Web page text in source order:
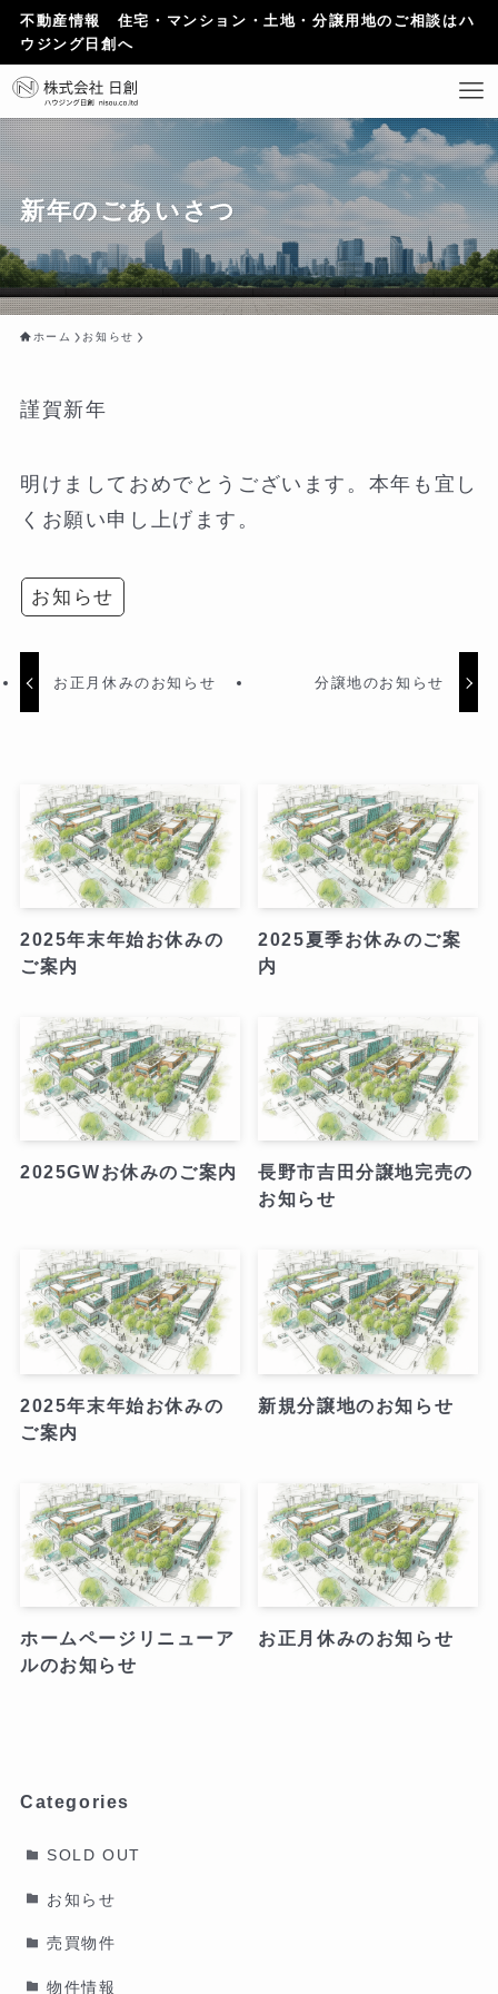
不動産情報 住宅・マンション・土地・分譲用地のご相談はハ
ウジング日創へ
新年のごあいさつ
ホーム お知らせ
謹賀新年
明けましておめでとうございます。本年も宜し
くお願い申し上げます。
お知らせ
お正月休みのお知らせ 分譲地のお知らせ
2025年末年始お休みの
ご案内
2025夏季お休みのご案
内
2025GWお休みのご案内
長野市吉田分譲地完売の
お知らせ
2025年末年始お休みの
ご案内
新規分譲地のお知らせ
ホームページリニューア
ルのお知らせ
お正月休みのお知らせ
Categories
SOLD OUT
お知らせ
売買物件
物件情報